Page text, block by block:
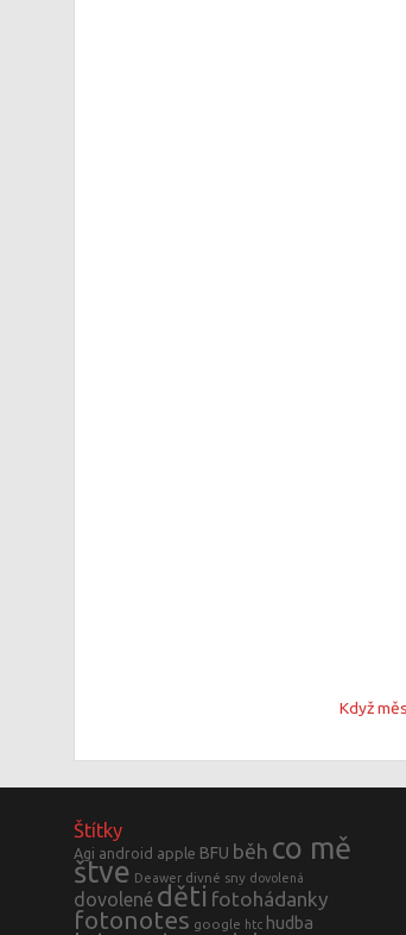
Když
Štítky
Agi android apple BFU běh co mě
štve Deawer divné sny dovolená
dovolené děti fotohádanky
fotonotes google htc hudba